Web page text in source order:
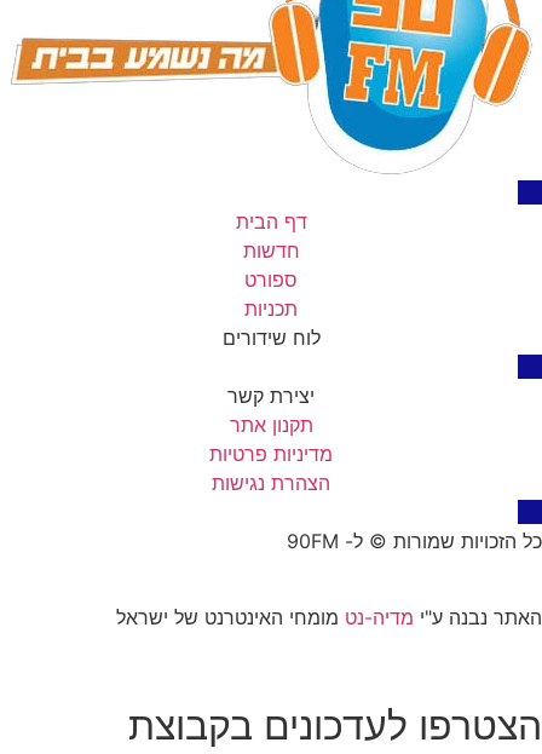
דף הבית
חדשות
ספורט
תכניות
לוח שידורים
יצירת קשר
תקנון אתר
מדיניות פרטיות
הצהרת נגישות
כל הזכויות שמורות © ל- 90FM
האתר נבנה ע"י מדיה-נט מומחי האינטרנט של ישראל
הצטרפו לעדכונים בקבוצת